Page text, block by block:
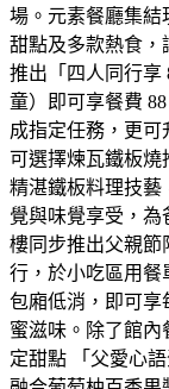
場。元素餐廳集結
甜點及多款熱食，
推出「四人同行享
童）即可享餐費
成指定任務，更可
可選擇煉瓦鐵板燒
精湛鐵板料理技藝
覺與味覺享受，為
樓同步推出父親節
行，於小吃區用餐
包廂低消，即可享
蜜滋味。除了館內
定甜點 「父愛心